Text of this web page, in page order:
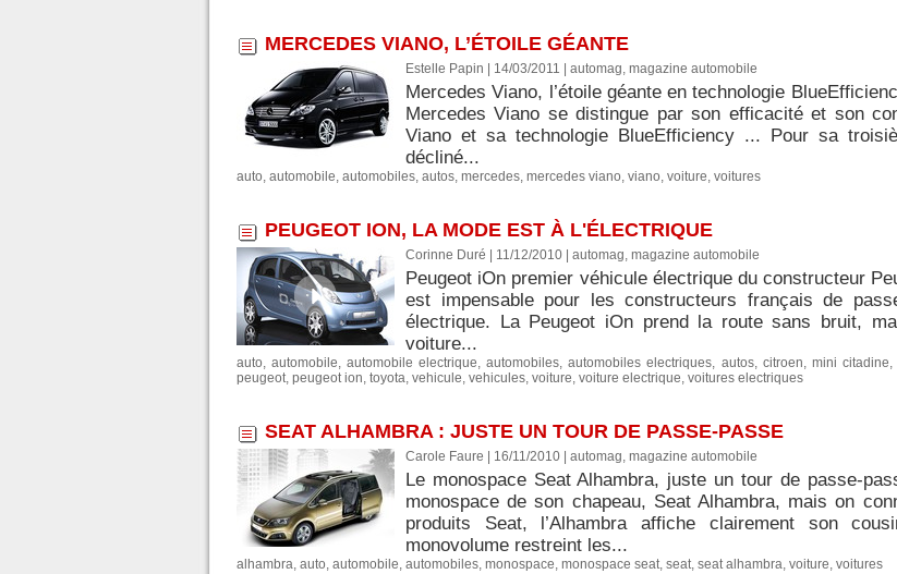
MERCEDES VIANO, L’ÉTOILE GÉANTE
Estelle Papin | 14/03/2011 automag, magazine automobile
Mercedes Viano, l’étoile géante en technologie
Mercedes Viano se distingue par son efficacité et son
Viano et sa technologie BlueEfficiency ... Pour sa
décliné...
auto, automobile, automobiles, autos, mercedes, mercedes viano, viano, voiture, voitures
PEUGEOT ION, LA MODE EST À L'ÉLECTRIQUE
Corinne Duré | 11/12/2010 automag, magazine automobile
Peugeot iOn premier véhicule électrique du constructeur
est impensable pour les constructeurs français de
électrique. La Peugeot iOn prend la route sans bruit,
voiture...
auto,automobile,automobile electrique,automobiles,automobiles electriques, autos, citroen, mini citadine,
peugeot, peugeot ion, toyota, vehicule, vehicules, voiture, voiture electrique, voitures electriques
SEAT ALHAMBRA : JUSTE UN TOUR DE PASSE-PASSE
Carole Faure | 16/11/2010 automag, magazine automobile
Le monospace Seat Alhambra, juste un tour de passe-
monospace de son chapeau, Seat Alhambra, mais on
produits Seat, l’Alhambra affiche clairement son
monovolume restreint les...
alhambra, auto, automobile, automobiles, monospace, monospace seat, seat, seat alhambra, voiture, voitures